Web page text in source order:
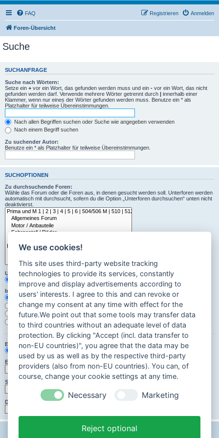
FAQ Anmelden
Registrieren
Foren-Übersicht
Suche
SUCHANFRAGE
Suche nach Wörtern:
Setze ein + vor ein Wort, das gefunden werden muss und ein - vor ein Wort, das nicht
gefunden werden darf. Verwende mehrere Wörter getrennt durch | innerhalb einer
Klammer, wenn nur eines der Wörter gefunden werden muss. Benutze ein * als
Platzhalter für teilweise Übereinstimmungen.
Nach allen Begriffen suchen oder Suche wie angegeben verwenden
Nach einem Begriff suchen
Zu suchender Autor:
Benutze ein * als Platzhalter für teilweise Übereinstimmungen.
SUCHOPTIONEN
Zu durchsuchende Foren:
Wähle das Forum oder die Foren aus, in denen gesucht werden soll. Unterforen werden
automatisch mit durchsucht, sofern du die Option „Unterforen durchsuchen“ unten nicht
deaktivierst.
Unterforen durchsuchen:
Innerhalb suchen:
Betreff und Text der Beiträge
Nur im Text der Beiträge
Nur im Betreff der Themen
Nur im ersten Beitrag der Themen
Ergebnisse anzeigen als:
Beiträge
Themen
Ergebnisse sortieren nach:
Aufsteigend
Absteigend
Suchzeitraum begrenzen:
Die ersten:
We use cookies!
This site uses third-party website tracking
technologies to provide its services, constantly
improve and display advertisements according to
users' interests. I agree to this and can revoke or
change my consent at any time with effect for the
future.We point out that some tools may transfer data
to third countries without an adequate level of data
protection. By clicking "Accept (incl. data transfer to
non-EU countries)", you agree that the data may be
used by us as well as by the respective third-party
providers (also from non-EU countries). You can, of
course, change your cookie settings at any time.
Necessary Marketing
Reject optional